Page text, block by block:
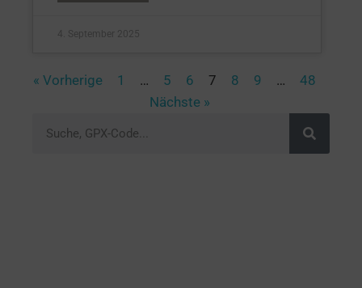
4. September 2025
« Vorherige 1 … 5 6 7 8 9 …
48
Nächste »